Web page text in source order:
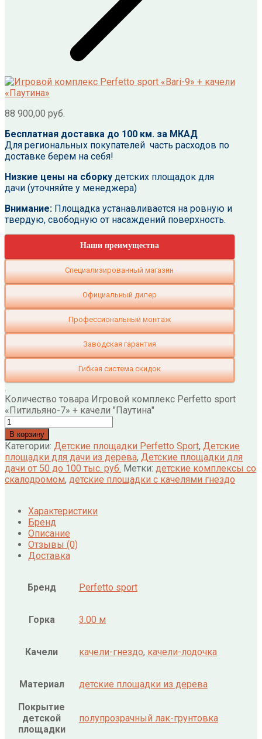
88 900,00 руб.
Бесплатная доставка до 100 км. за МКАД
Для региональных покупателей часть расходов по
доставке берем на себя!
Низкие цены на сборку детских площадок для
дачи (уточняйте у менеджера)
Внимание: Площадка устанавливается на ровную и
твердую, свободную от насаждений поверхность.
Наши преимущества
Специализированный магазин
Официальный дилер
Профессиональный монтаж
Заводская гарантия
Гибкая система скидок
Количество товара Игровой комплекс Perfetto sport
«Питильяно-7» + качели "Паутина"
В корзину
Категории: Детские площадки Perfetto Sport, Детские
площадки для дачи из дерева, Детские площадки для
дачи от 50 до 100 тыс. руб. Метки: детские комплексы со
скалодромом, детские площадки с качелями гнездо
Характеристики
Бренд
Описание
Отзывы (0)
Доставка
Бренд Perfetto sport
Горка 3.00 м
Качели качели-гнездо, качели-лодочка
Материал детские площадки из дерева
Покрытие
детской
площадки
полупрозрачный лак-грунтовка